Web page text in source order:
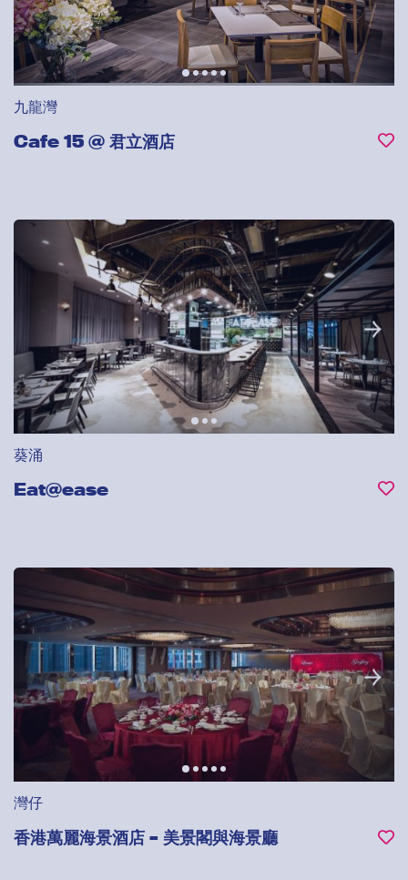
九龍灣
Cafe 15 @ 君立酒店
葵涌
Eat@ease
灣仔
香港萬麗海景酒店 – 美景閣與海景廳